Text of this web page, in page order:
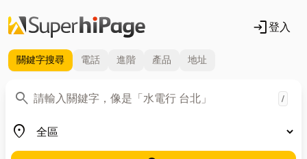
login登入
關鍵字搜尋 電話 進階 產品 地址
search
關鍵字 /
place
地區